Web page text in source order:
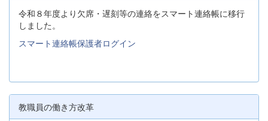
令和８年度より欠席・遅刻等の連絡をスマート連絡帳に移行
しました。
スマート連絡帳保護者ログイン
教職員の働き方改革